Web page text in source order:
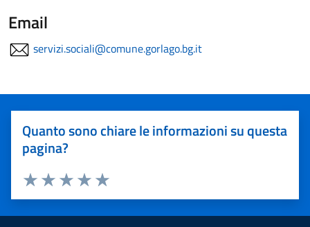
Email
servizi.sociali@comune.gorlago.bg.it
Quanto sono chiare le informazioni su questa
pagina?
Valuta 5 stelle su 5
Valuta 4 stelle su 5
Valuta 3 stelle su 5
Valuta 2 stelle su 5
Valuta 1 stelle su 5